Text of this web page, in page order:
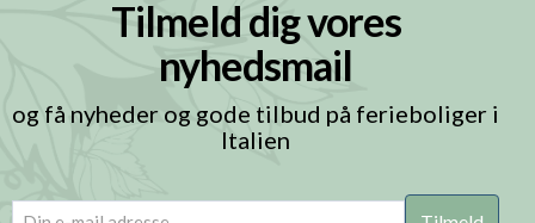
Tilmeld dig vores
nyhedsmail
og få nyheder og gode tilbud på ferieboliger i
Italien